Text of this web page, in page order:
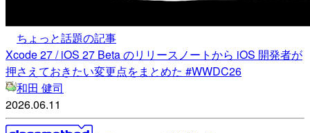
ちょっと話題の記事
Xcode 27 / iOS 27 Beta のリリースノートから iOS 開発者が
押さえておきたい変更点をまとめた #WWDC26
和田 健司
2026.06.11